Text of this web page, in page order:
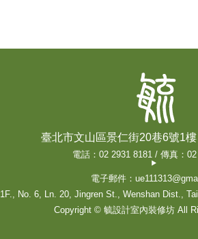
臺北市文山區景仁街20巷6號1
電話：02 2931 8181 / 傳真：
電子郵件：
1F., No. 6, Ln. 20, Jingren St., Wenshan Dist.,
Copyright © 毓設計室內裝修坊 All